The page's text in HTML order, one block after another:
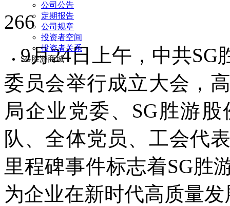
公司公告
定期报告
公司规章
投资者空间
投资者关系
SG胜游商城
266
9月24日上午，中共
委员会举行成立大会，
局企业党委、SG胜游
队、全体党员、工会代
里程碑事件标志着SG胜
为企业在新时代高质量